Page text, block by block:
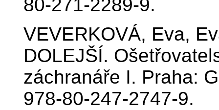
80-271-2289-9.
VEVERKOVÁ, Eva,
DOLEJŠÍ.
záchranáře I. Praha:
978-80-247-2747-9.